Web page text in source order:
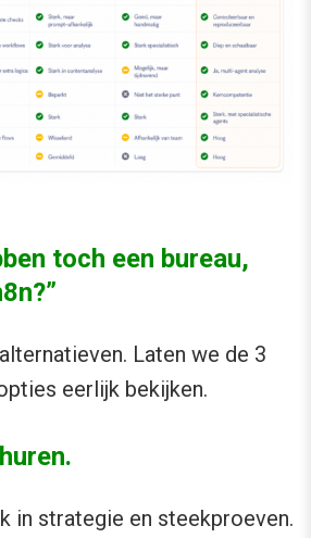
toch een bureau,
Laten we de 3
eerlijk bekijken.
in strategie en steekproeven.